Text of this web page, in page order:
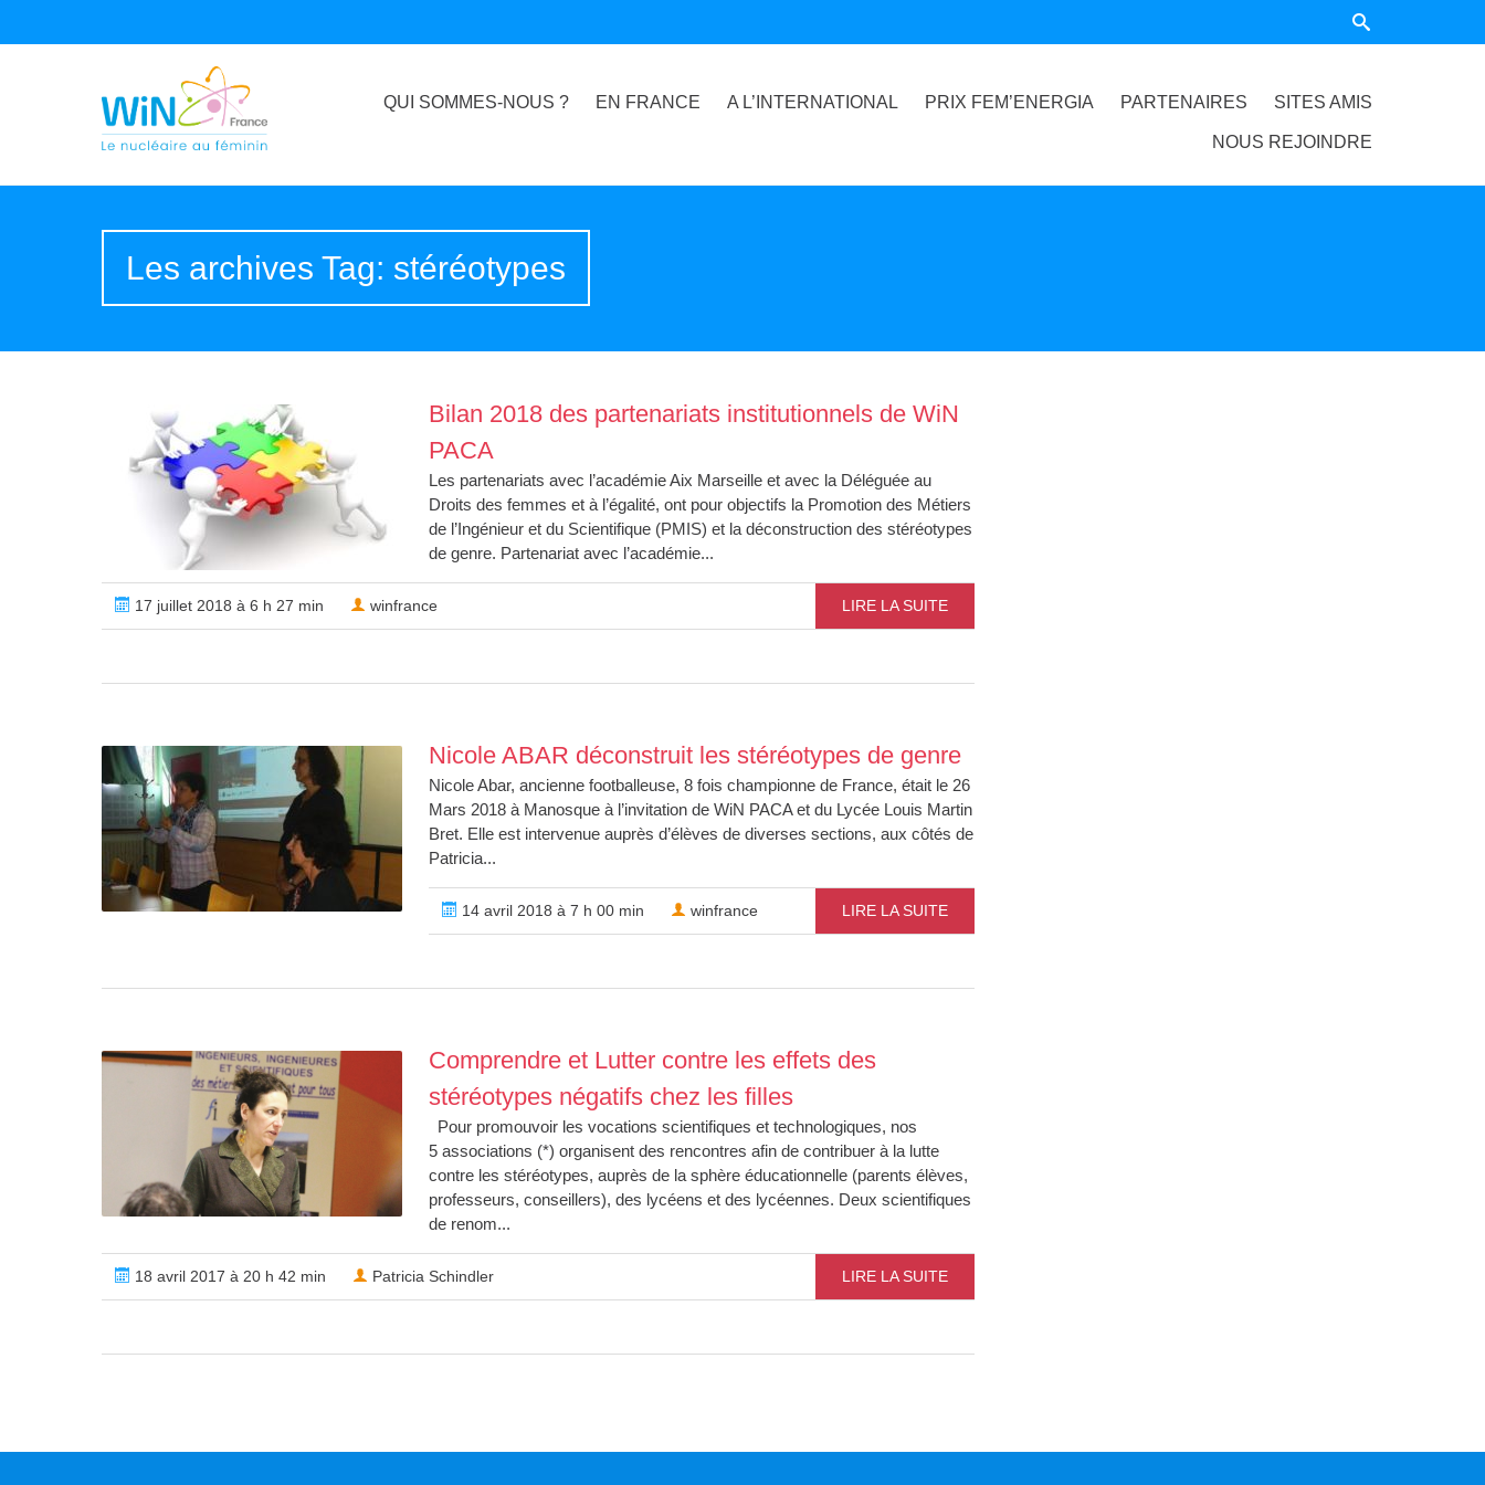
QUI SOMMES-NOUS ? EN FRANCE A L’INTERNATIONAL PRIX FEM’ENERGIA PARTENAIRES SITES AMIS
NOUS REJOINDRE
Les archives Tag: stéréotypes
Bilan 2018 des partenariats institutionnels de WiN
PACA
Les partenariats avec l’académie Aix Marseille et avec la Déléguée au
Droits des femmes et à l’égalité, ont pour objectifs la Promotion des Métiers
de l’Ingénieur et du Scientifique (PMIS) et la déconstruction des stéréotypes
de genre. Partenariat avec l’académie...
17 juillet 2018 à 6 h 27 min winfrance LIRE LA SUITE
Nicole ABAR déconstruit les stéréotypes de genre
Nicole Abar, ancienne footballeuse, 8 fois championne de France, était le 26
Mars 2018 à Manosque à l’invitation de WiN PACA et du Lycée Louis Martin
Bret. Elle est intervenue auprès d’élèves de diverses sections, aux côtés de
Patricia...
14 avril 2018 à 7 h 00 min winfrance LIRE LA SUITE
Comprendre et Lutter contre les effets des
stéréotypes négatifs chez les filles
Pour promouvoir les vocations scientifiques et technologiques, nos
5 associations (*) organisent des rencontres afin de contribuer à la lutte
contre les stéréotypes, auprès de la sphère éducationnelle (parents élèves,
professeurs, conseillers), des lycéens et des lycéennes. Deux scientifiques
de renom...
18 avril 2017 à 20 h 42 min Patricia Schindler LIRE LA SUITE